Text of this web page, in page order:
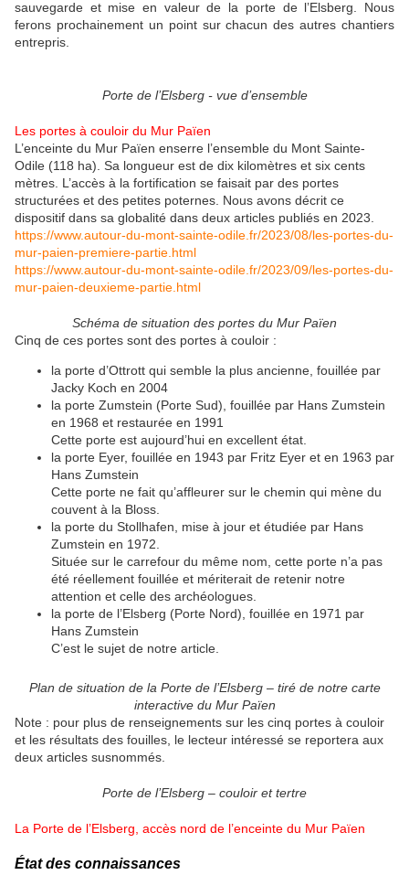
sauvegarde et mise en valeur de la porte de l’Elsberg. Nous
ferons prochainement un point sur chacun des autres chantiers
entrepris.
Porte de l’Elsberg - vue d’ensemble
Les portes à couloir du Mur Païen
L’enceinte du Mur Païen enserre l’ensemble du Mont Sainte-
Odile (118 ha). Sa longueur est de dix kilomètres et six cents
mètres. L’accès à la fortification se faisait par des portes
structurées et des petites poternes. Nous avons décrit ce
dispositif dans sa globalité dans deux articles publiés en 2023.
https://www.autour-du-mont-sainte-odile.fr/2023/08/les-portes-du-
mur-paien-premiere-partie.html
https://www.autour-du-mont-sainte-odile.fr/2023/09/les-portes-du-
mur-paien-deuxieme-partie.html
Schéma de situation des portes du Mur Païen
Cinq de ces portes sont des portes à couloir :
la porte d’Ottrott qui semble la plus ancienne, fouillée par
Jacky Koch en 2004
la porte Zumstein (Porte Sud), fouillée par Hans Zumstein
en 1968 et restaurée en 1991
Cette porte est aujourd’hui en excellent état.
la porte Eyer, fouillée en 1943 par Fritz Eyer et en 1963 par
Hans Zumstein
Cette porte ne fait qu’affleurer sur le chemin qui mène du
couvent à la Bloss.
la porte du Stollhafen, mise à jour et étudiée par Hans
Zumstein en 1972.
Située sur le carrefour du même nom, cette porte n’a pas
été réellement fouillée et mériterait de retenir notre
attention et celle des archéologues.
la porte de l’Elsberg (Porte Nord), fouillée en 1971 par
Hans Zumstein
C’est le sujet de notre article.
Plan de situation de la Porte de l’Elsberg – tiré de notre carte
interactive du Mur Païen
Note : pour plus de renseignements sur les cinq portes à couloir
et les résultats des fouilles, le lecteur intéressé se reportera aux
deux articles susnommés.
Porte de l’Elsberg – couloir et tertre
La Porte de l’Elsberg, accès nord de l’enceinte du Mur Païen
État des connaissances